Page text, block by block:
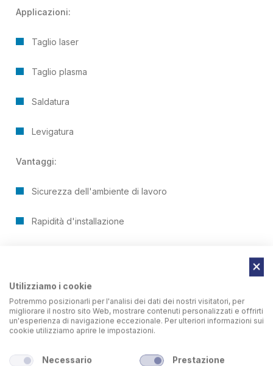
Applicazioni:
Taglio laser
Taglio plasma
Saldatura
Levigatura
Vantaggi:
Sicurezza dell'ambiente di lavoro
Rapidità d'installazione
Applicabile a qualsiasi tipo di depolveratore
Programmazione personalizzata
Utilizziamo i cookie
Potremmo posizionarli per l'analisi dei dati dei nostri visitatori, per
migliorare il nostro sito Web, mostrare contenuti personalizzati e offrirti
un'esperienza di navigazione eccezionale. Per ulteriori informazioni sui
cookie utilizziamo aprire le impostazioni.
Necessario Prestazione